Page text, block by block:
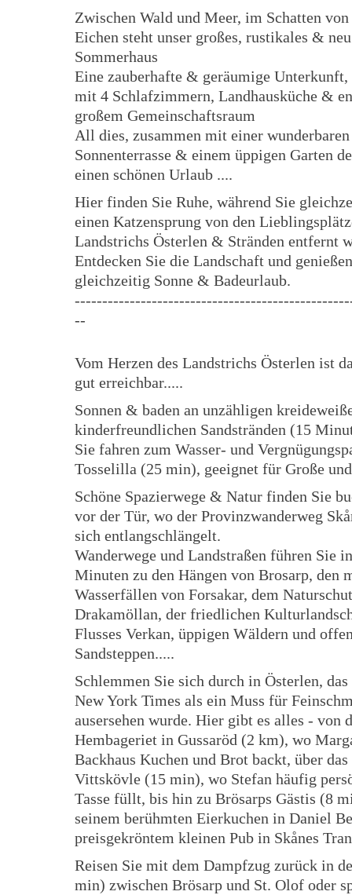
Zwischen Wald und Meer, im Schatten
Eichen steht unser großes, rustikales &
Sommerhaus
Eine zauberhafte & geräumige Unterkunft,
mit 4 Schlafzimmern, Landhausküche &
großem Gemeinschaftsraum
All dies, zusammen mit einer wunderbaren
Sonnenterrasse & einem üppigen Garten
einen schönen Urlaub ....
Hier finden Sie Ruhe, während Sie
einen Katzensprung von den
Landstrichs Österlen & Stränden entfernt
Entdecken Sie die Landschaft und
gleichzeitig Sonne & Badeurlaub.
--
Vom Herzen des Landstrichs Österlen ist
gut erreichbar.....
Sonnen & baden an unzähligen
kinderfreundlichen Sandstränden (15
Sie fahren zum Wasser- und
Tosselilla (25 min), geeignet für Große
Schöne Spazierwege & Natur finden Sie
vor der Tür, wo der Provinzwanderweg
sich entlangschlängelt.
Wanderwege und Landstraßen führen Sie
Minuten zu den Hängen von Brosarp, den
Wasserfällen von Forsakar, dem
Drakamöllan, der friedlichen
Flusses Verkan, üppigen Wäldern und
Sandsteppen.....
Schlemmen Sie sich durch in Österlen,
New York Times als ein Muss für
ausersehen wurde. Hier gibt es alles - von
Hembageriet in Gussaröd (2 km), wo
Backhaus Kuchen und Brot backt, über das
Vittskövle (15 min), wo Stefan häufig
Tasse füllt, bis hin zu Brösarps Gästis (8
seinem berühmten Eierkuchen in Daniel
preisgekröntem kleinen Pub in Skånes
Reisen Sie mit dem Dampfzug zurück in
min) zwischen Brösarp und St. Olof oder